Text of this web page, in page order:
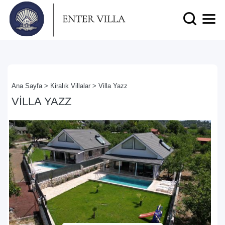
Ana Sayfa > Kiralık Villalar > Villa Yazz
VILLA YAZZ